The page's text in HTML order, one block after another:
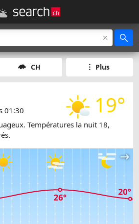
CH Plus
19°
01:30
Températures la nuit 18,